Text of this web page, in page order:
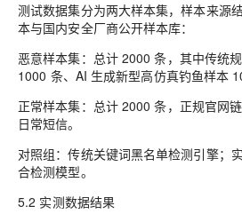
测试数据集分为两大样本集，样本来源
本与国内安全厂商公开样本库：
恶意样本集：总计 2000 条，其中传统
1000 条、AI 生成新型高仿真钓鱼样本
正常样本集：总计 2000 条，正规官网
日常短信。
对照组：传统关键词黑名单检测引擎；
合检测模型。
5.2 实测数据结果